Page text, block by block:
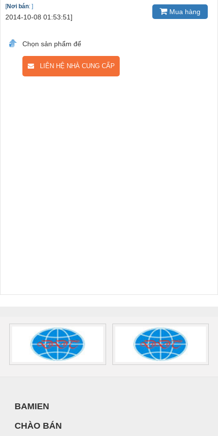
[Nơi bán: ]
2014-10-08 01:53:51]
Mua hàng
Chọn sản phẩm để
LIÊN HỆ NHÀ CUNG CẤP
BAMIEN
CHÀO BÁN